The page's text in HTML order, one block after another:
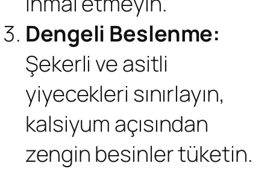
Dengeli Beslenme:
Şekerli ve asitli
yiyecekleri sınırlayın,
kalsiyum açısından
zengin besinler tüketin.